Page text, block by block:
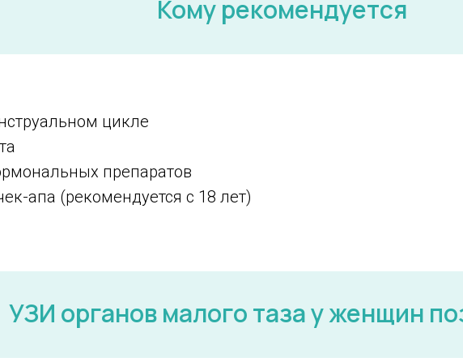
Кому рекомендуется
цикле
препаратов
апа (рекомендуется с 18 лет)
УЗИ органов малого таза у женщин